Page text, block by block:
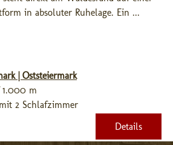
in absoluter Ruhelage. Ein ...
| Oststeiermark
1.000 m
2 Schlafzimmer
Details